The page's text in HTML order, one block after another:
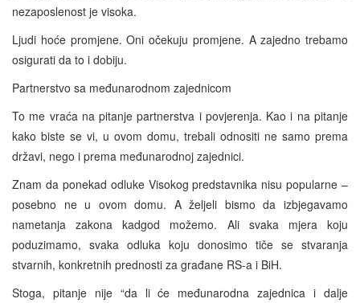
nezaposlenost je visoka.
Ljudi hoće promjene. Oni očekuju promjene. A zajedno trebamo
osigurati da to i dobiju.
Partnerstvo sa međunarodnom zajednicom
To me vraća na pitanje partnerstva i povjerenja. Kao i na pitanje
kako biste se vi, u ovom domu, trebali odnositi ne samo prema
državi, nego i prema međunarodnoj zajednici.
Znam da ponekad odluke Visokog predstavnika nisu popularne –
posebno ne u ovom domu. A željeli bismo da izbjegavamo
nametanja zakona kadgod možemo. Ali svaka mjera koju
poduzimamo, svaka odluka koju donosimo tiče se stvaranja
stvarnih, konkretnih prednosti za građane RS-a i BiH.
Stoga, pitanje nije “da li će međunarodna zajednica i dalje